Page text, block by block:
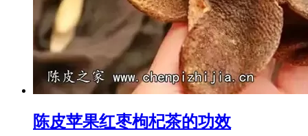
陈皮苹果红枣枸杞茶的功效